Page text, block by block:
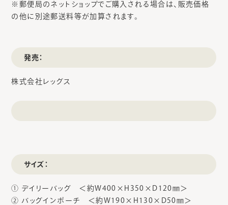
※郵便局のネットショップでご購入される場合は、販売価格
の他に別途郵送料等が加算されます。
発売：
株式会社レッグス
サイズ：
① デイリーバッグ ＜約W400×H350×D120㎜＞
② バッグインポーチ ＜約W190×H130×D50㎜＞